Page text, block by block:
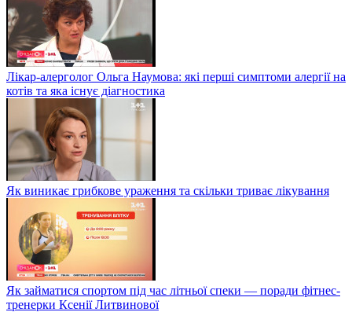
Лікар-алерголог Ольга Наумова: які перші симптоми алергії на
котів та яка існує діагностика
Як виникає грибкове ураження та скільки триває лікування
Як займатися спортом під час літньої спеки — поради фітнес-
тренерки Ксенії Литвинової